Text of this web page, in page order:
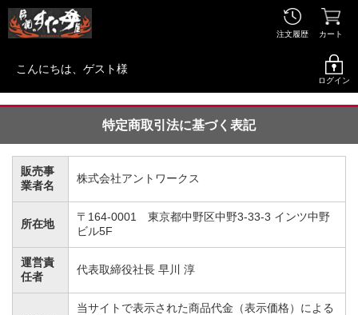
注文履歴 カート
こんにちは、 ゲスト様
ログイン
特定商取引法に基づく表記
販売事
業者名
株式会社アントワークス
所在地
〒164-0001 東京都中野区中野3-33-3 インツ中野
ビル5F
運営責
任者
代表取締役社長 早川 淳
当サイトで表示された商品代金（表示価格）による